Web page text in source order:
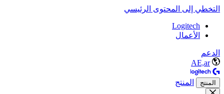
التخطي إلى المحتوى الرئيسي
Logitech
الأعمال
الدعم
AE,ar
المنتج المنتج